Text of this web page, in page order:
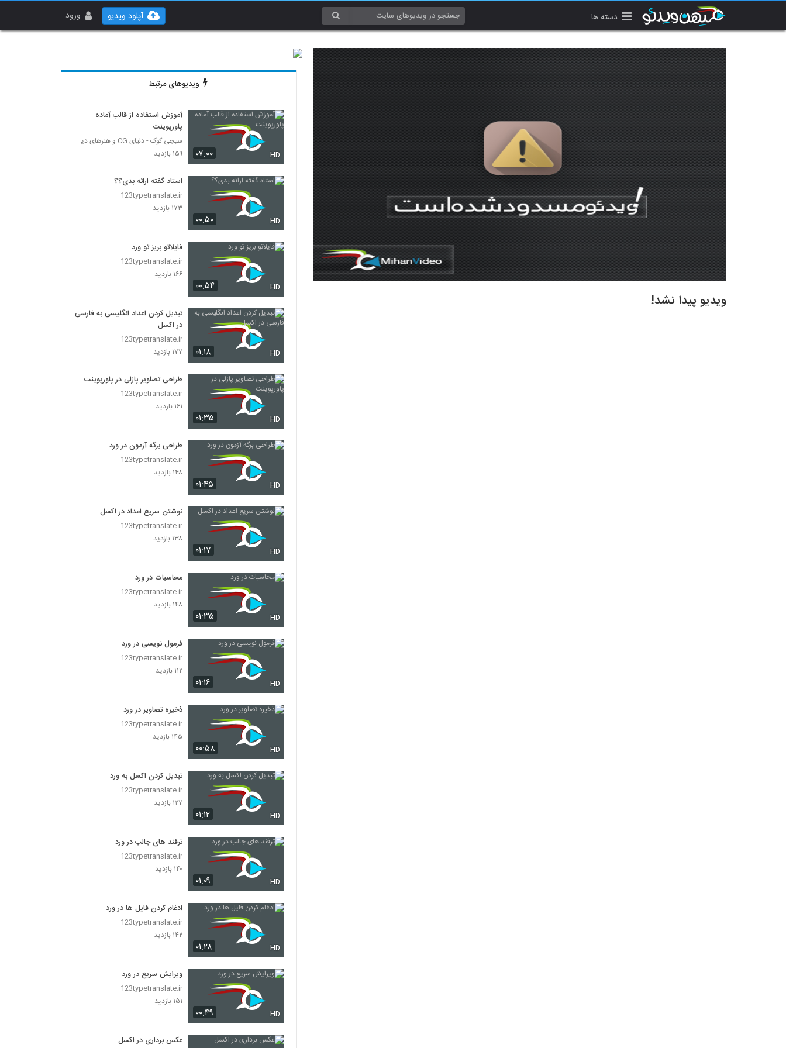
دسته ها ورود آپلود ویدیو
ویدیو پیدا نشد!
ویدیوهای مرتبط
۰۷:۰۰ HD
آموزش استفاده از قالب آماده
پاورپوینت
سیجی کوک - دنیای CG و هنرهای دیجیتال
۱۵۹ بازدید
۰۰:۵۰ HD
استاد گفته ارائه بدی؟؟
123typetranslate.ir
۱۷۳ بازدید
۰۰:۵۴ HD
فایلاتو بریز تو ورد
123typetranslate.ir
۱۶۶ بازدید
۰۱:۱۸ HD
تبدیل کردن اعداد انگلیسی به فارسی
در اکسل
123typetranslate.ir
۱۷۷ بازدید
۰۱:۳۵ HD
طراحی تصاویر پازلی در پاورپوینت
123typetranslate.ir
۱۶۱ بازدید
۰۱:۴۵ HD
طراحی برگه آزمون در ورد
123typetranslate.ir
۱۴۸ بازدید
۰۱:۱۷ HD
نوشتن سریع اعداد در اکسل
123typetranslate.ir
۱۳۸ بازدید
۰۱:۳۵ HD
محاسبات در ورد
123typetranslate.ir
۱۴۸ بازدید
۰۱:۱۶ HD
فرمول نویسی در ورد
123typetranslate.ir
۱۱۲ بازدید
۰۰:۵۸ HD
ذخیره تصاویر در ورد
123typetranslate.ir
۱۴۵ بازدید
۰۱:۱۲ HD
تبدیل کردن اکسل به ورد
123typetranslate.ir
۱۲۷ بازدید
۰۱:۰۹ HD
ترفند های جالب در ورد
123typetranslate.ir
۱۴۰ بازدید
۰۱:۲۸ HD
ادغام کردن فایل ها در ورد
123typetranslate.ir
۱۴۲ بازدید
۰۰:۴۹ HD
ویرایش سریع در ورد
123typetranslate.ir
۱۵۱ بازدید
عکس برداری در اکسل